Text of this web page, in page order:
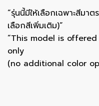
“รุ่นนี้มีให้เลือกเฉพาะสีมา
เลือกสีเพิ่มเติม)”
“This model is
only
(no additional color